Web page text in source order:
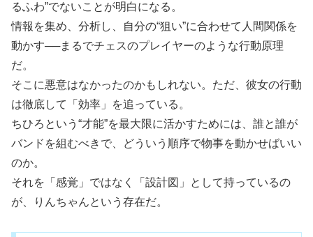
るふわ”でないことが明白になる。
情報を集め、分析し、自分の“狙い”に合わせて人間関係を
動かす──まるでチェスのプレイヤーのような行動原理
だ。
そこに悪意はなかったのかもしれない。ただ、彼女の行動
は徹底して「効率」を追っている。
ちひろという“才能”を最大限に活かすためには、誰と誰が
バンドを組むべきで、どういう順序で物事を動かせばいい
のか。
それを「感覚」ではなく「設計図」として持っているの
が、りんちゃんという存在だ。